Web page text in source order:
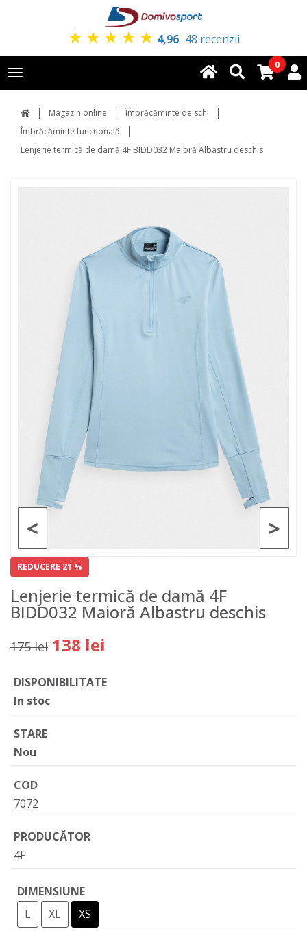
★ ★ ★ ★ ★ 4,96 48 recenzii
Toggle
navigation
0
Magazin online
Îmbrăcăminte de schi
Îmbrăcăminte funcțională
Lenjerie termică de damă 4F BIDD032 Maioră Albastru deschis
>
<
REDUCERE 21 %
Lenjerie termică de damă 4F
BIDD032 Maioră Albastru deschis
175 lei 138 lei
DISPONIBILITATE
In stoc
STARE
Nou
COD
7072
PRODUCĂTOR
4F
DIMENSIUNE
L
XL XS